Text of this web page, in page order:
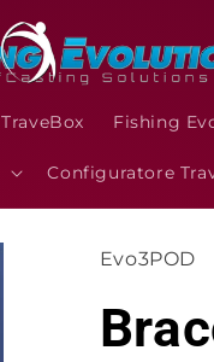
TraveBox Fishing
Configuratore
Evo3POD